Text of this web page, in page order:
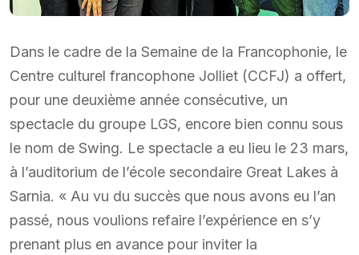
Dans le cadre de la Semaine de la Francophonie, le
Centre culturel francophone Jolliet (CCFJ) a offert,
pour une deuxième année consécutive, un
spectacle du groupe LGS, encore bien connu sous
le nom de Swing. Le spectacle a eu lieu le 23 mars,
à l’auditorium de l’école secondaire Great Lakes à
Sarnia. « Au vu du succès que nous avons eu l’an
passé, nous voulions refaire l’expérience en s’y
prenant plus en avance pour inviter la